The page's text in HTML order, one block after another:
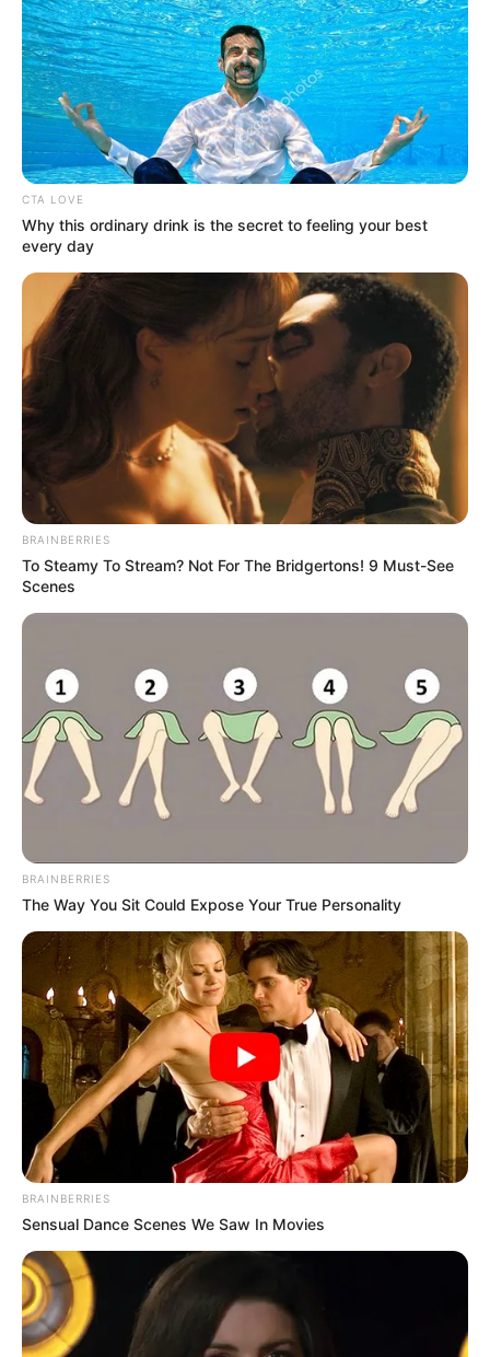
CTA LOVE
Why this ordinary drink is the secret to feeling your best
every day
BRAINBERRIES
To Steamy To Stream? Not For The Bridgertons! 9 Must-See
Scenes
BRAINBERRIES
The Way You Sit Could Expose Your True Personality
BRAINBERRIES
Sensual Dance Scenes We Saw In Movies